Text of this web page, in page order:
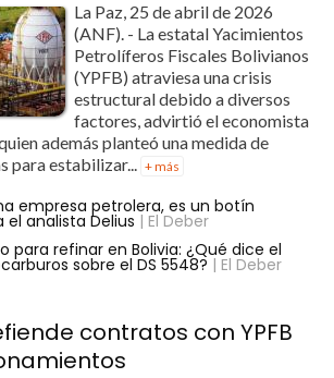
La Paz, 25 de abril de 2026
(ANF). - La estatal Yacimientos
Petrolíferos Fiscales Bolivianos
(YPFB) atraviesa una crisis
estructural debido a diversos
factores, advirtió el economista
además planteó una medida de
para estabilizar... + más
empresa petrolera, es un botín
el analista Delius | El Deber
para refinar en Bolivia: ¿Qué dice el
sobre el DS 5548? | El Deber
contratos con YPFB